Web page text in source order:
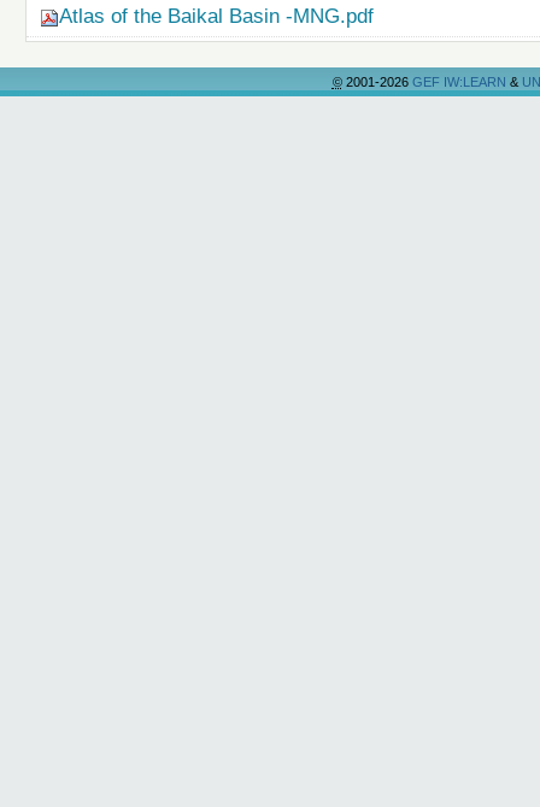
Atlas of the Baikal Basin -MNG.pdf
©2001-2026 GEF IW:LEARN &